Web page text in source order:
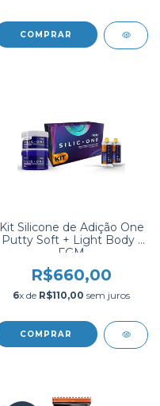
Kit Silicone de Adição One
Putty Soft + Light Body -
FGM
R$660,00
6x de R$110,00 sem juros